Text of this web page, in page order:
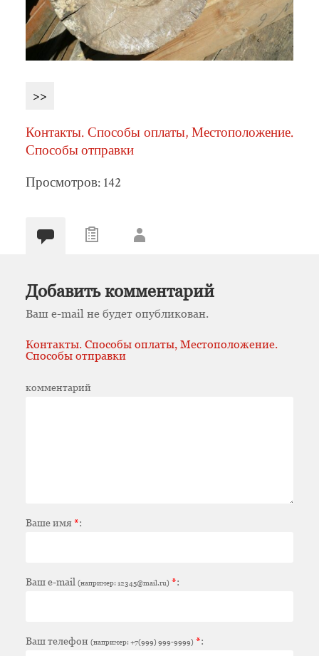
>>
Контакты. Способы оплаты, Местоположение.
Способы отправки
Просмотров: 142
Добавить комментарий
Ваш e-mail не будет опубликован.
Контакты. Способы оплаты, Местоположение.
Способы отправки
комментарий
Ваше имя*:
Ваш e-mail (например: 12345@mail.ru) *:
Ваш телефон (например: +7(999) 999-9999) *: